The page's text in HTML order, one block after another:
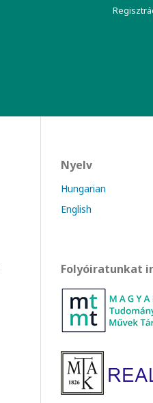
Nyelv
Hungarian
English
Folyóiratunkat